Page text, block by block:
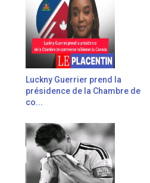
Luckny Guerrier prend la
présidence de la Chambre de
co...